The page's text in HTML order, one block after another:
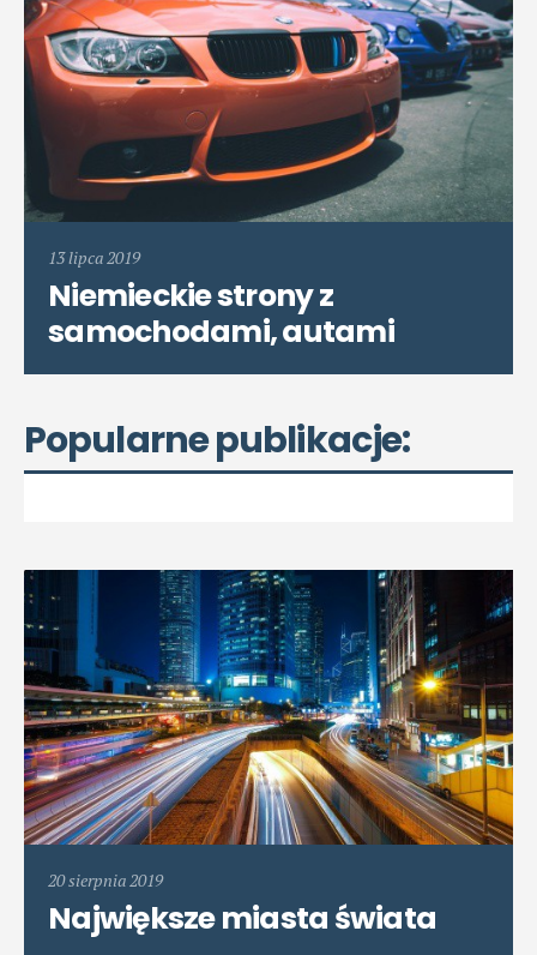
13 lipca 2019
Niemieckie strony z
samochodami, autami
Popularne publikacje:
20 sierpnia 2019
Największe miasta świata